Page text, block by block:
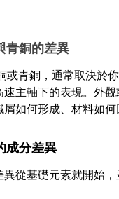
青銅的差異
或青銅，通常取決於
主軸下的表現。外
如何形成、材料如何
成分差異
從基礎元素就開始